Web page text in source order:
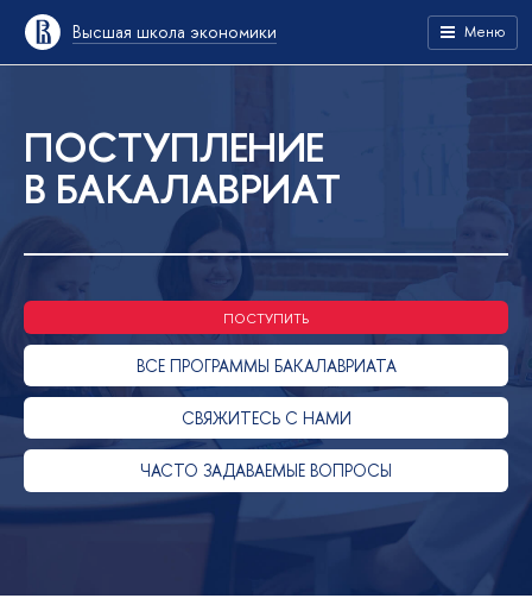
ысшая школа экономики Меню
ПОСТУПЛЕНИЕ
БАКАЛАВРИАТ
ПОСТУПИТЬ
СЕ ПРОГРАММЫ БАКАЛАВРИАТА
СВЯЖИТЕСЬ С НАМИ
ЧАСТО ЗАДАВАЕМЫЕ ВОПРОСЫ